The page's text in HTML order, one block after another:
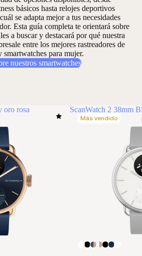
básicos hasta relojes deportivos
se adapta mejor a tus necesidades
Esta guía completa te orientará sobre
a buscar y destacará por qué nuestra
entre los mejores rastreadores de
smartwatches para mujer.
nuestros smartwatches
oro rosa ScanWatch 2 38mm
Más vendido